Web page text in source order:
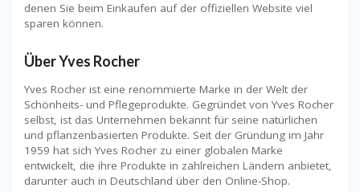
denen Sie beim Einkaufen auf der offiziellen Website viel
sparen können.
Über Yves Rocher
Yves Rocher ist eine renommierte Marke in der Welt der
Schönheits- und Pflegeprodukte. Gegründet von Yves Rocher
selbst, ist das Unternehmen bekannt für seine natürlichen
und pflanzenbasierten Produkte. Seit der Gründung im Jahr
1959 hat sich Yves Rocher zu einer globalen Marke
entwickelt, die ihre Produkte in zahlreichen Ländern anbietet,
darunter auch in Deutschland über den Online-Shop.